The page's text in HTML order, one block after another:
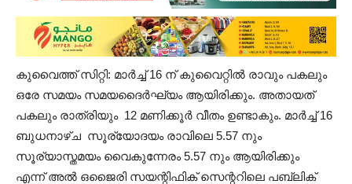
കുവൈത്ത് സിറ്റി: മാർച്ച് 16 ന് കുവൈറ്റിൽ രാവും പകലും
ഒരേ സമയം സമയദൈർഘ്യം ആയിരിക്കും. അതായത്
പകലും രാത്രിയും 12 മണിക്കൂർ വീതം ഉണ്ടാകും. മാർച്ച് 16
ബുധനാഴ്ച സൂര്യോദയം രാവിലെ 5.57 നും
സൂര്യാസ്തമയം വൈകുന്നേരം 5.57 നും ആയിരിക്കും
എന്ന് അൽ ഒജൈരി സയന്റിഫിക് സെന്ററിലെ പബ്ലിക്